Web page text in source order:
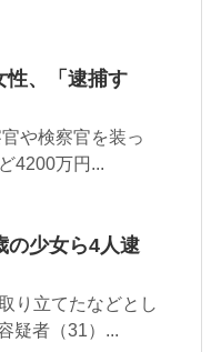
性、「逮捕す
や検察官を装っ
4200万円...
の少女ら4人逮
り立てたなどとし
疑者（31）...